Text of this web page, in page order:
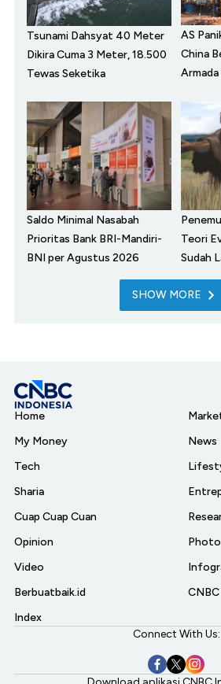
Tsunami Dahsyat 40 Meter
Dikira Cuma 3 Meter, 18.500
Tewas Seketika
AS
China
Saldo Minimal Nasabah
Prioritas Bank BRI-Mandiri-
BNI per Agustus 2026
Teori
Sudah
SHOW MORE
Home
My Money
Tech
Sharia
Cuap Cuap Cuan
Opinion
Video
Berbuatbaik.id
Index
News
Photo
Connect With Us: